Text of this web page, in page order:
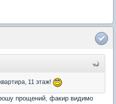
11 этаж!
прощений, факир видимо